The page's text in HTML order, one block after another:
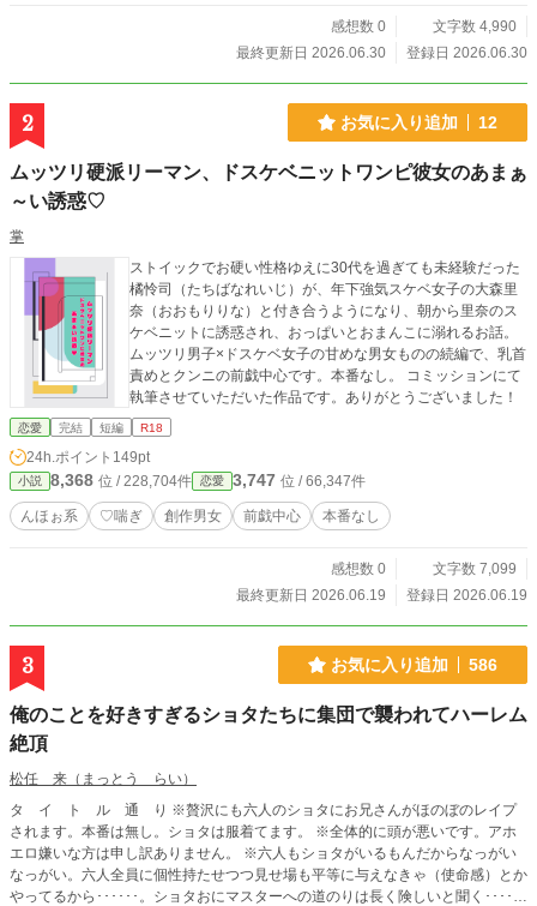
感想数 0
文字数 4,990
最終更新日 2026.06.30
登録日 2026.06.30
2 お気に入り追加 12
ムッツリ硬派リーマン、ドスケベニットワンピ彼女のあまぁ
～い誘惑♡
掌
ストイックでお硬い性格ゆえに30代を過ぎても未経験だった
橘怜司（たちばなれいじ）が、年下強気スケベ女子の大森里
奈（おおもりりな）と付き合うようになり、朝から里奈のス
ケベニットに誘惑され、おっぱいとおまんこに溺れるお話。
ムッツリ男子×ドスケベ女子の甘めな男女ものの続編で、乳首
責めとクンニの前戯中心です。本番なし。 コミッションにて
執筆させていただいた作品です。ありがとうございました！
恋愛 完結 短編 R18
24h.ポイント 149pt
小説 8,368 位 / 228,704件 恋愛 3,747 位 / 66,347件
んほぉ系 ♡喘ぎ 創作男女 前戯中心 本番なし
感想数 0
文字数 7,099
最終更新日 2026.06.19
登録日 2026.06.19
3 お気に入り追加 586
俺のことを好きすぎるショタたちに集団で襲われてハーレム
絶頂
松任 来（まっとう らい）
タ イ ト ル 通 り ※贅沢にも六人のショタにお兄さんがほのぼのレイプ
されます。本番は無し。ショタは服着てます。 ※全体的に頭が悪いです。アホ
エロ嫌いな方は申し訳ありません。 ※六人もショタがいるもんだからなっがい
なっがい。六人全員に個性持たせつつ見せ場も平等に与えなきゃ（使命感）とか
やってるから･･････。ショタおにマスターへの道のりは長く険しいと聞く･･････